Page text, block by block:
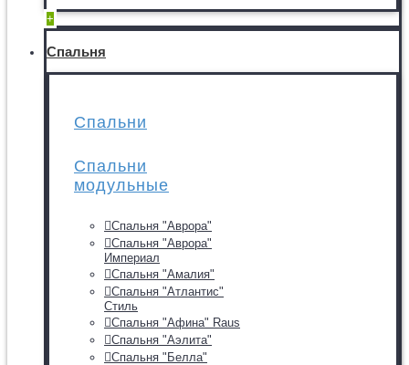
+
Спальня
Спальни
Спальни
модульные
Спальня "Аврора"
Спальня "Аврора"
Империал
Спальня "Амалия"
Спальня "Атлантис"
Стиль
Спальня "Афина" Raus
Спальня "Аэлита"
Спальня "Белла"